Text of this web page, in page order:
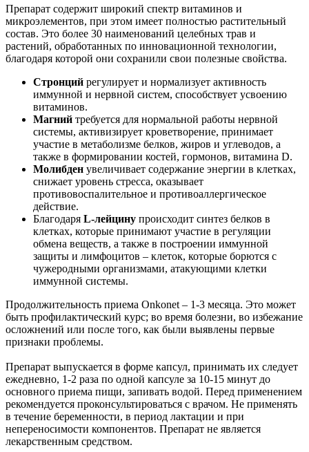
Препарат содержит широкий спектр витаминов и
микроэлементов, при этом имеет полностью растительный
состав. Это более 30 наименований целебных трав и
растений, обработанных по инновационной технологии,
благодаря которой они сохранили свои полезные свойства.
Стронций регулирует и нормализует активность
иммунной и нервной систем, способствует усвоению
витаминов.
Магний требуется для нормальной работы нервной
системы, активизирует кроветворение, принимает
участие в метаболизме белков, жиров и углеводов, а
также в формировании костей, гормонов, витамина D.
Молибден увеличивает содержание энергии в клетках,
снижает уровень стресса, оказывает
противовоспалительное и противоаллергическое
действие.
Благодаря L-лейцину происходит синтез белков в
клетках, которые принимают участие в регуляции
обмена веществ, а также в построении иммунной
защиты и лимфоцитов – клеток, которые борются с
чужеродными организмами, атакующими клетки
иммунной системы.
Продолжительность приема Onkonet – 1-3 месяца. Это может
быть профилактический курс; во время болезни, во избежание
осложнений или после того, как были выявлены первые
признаки проблемы.
Препарат выпускается в форме капсул, принимать их следует
ежедневно, 1-2 раза по одной капсуле за 10-15 минут до
основного приема пищи, запивать водой. Перед применением
рекомендуется проконсультироваться с врачом. Не применять
в течение беременности, в период лактации и при
непереносимости компонентов. Препарат не является
лекарственным средством.